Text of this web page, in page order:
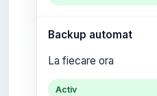
Backup automat
La fiecare ora
Activ